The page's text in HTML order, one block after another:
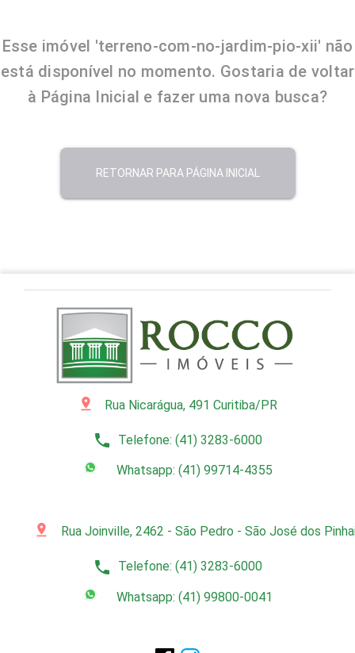
pin_drop Rua Nicarágua, 491 Curitiba/PR
phone Telefone: (41) 3283-6000
Whatsapp: (41) 99714-4355
pin_drop Rua Joinville, 2462 - São Pedro - São José dos
phone Telefone: (41) 3283-6000
Whatsapp: (41) 99800-0041
Esse imóvel 'terreno-com-no-jardim-pio-xii' não
está disponível no momento. Gostaria de voltar
à Página Inicial e fazer uma nova busca?
RETORNAR PARA PÁGINA INICIAL